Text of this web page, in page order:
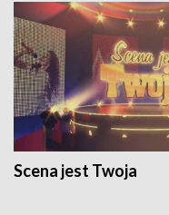
Scena jest Twoja